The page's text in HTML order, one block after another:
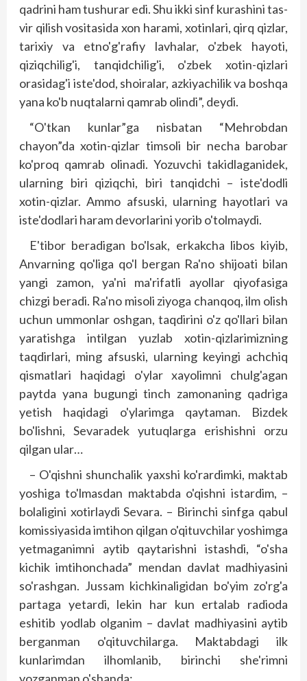
qadrini ham tushurar edi. Shu ikki sinf kurashini tas­
vir qilish vositasida xon harami, xotinlari, qirq qizlar,
tarixiy va etno'g'rafiy lavhalar, o'zbek hayoti,
qiziqchilig'i, tanqidchilig'i, o'zbek xotin-qizlari
orasidag'i iste'dod, shoiralar, azkiyachilik va boshqa
yana ko'b nuqtalarni qamrab olindi”, deydi.
“O'tkan kunlar”ga nisbatan “Mehrobdan
chayon”da xotin-qizlar timsoli bir necha barobar
ko'proq qamrab olinadi. Yozuvchi takid­laganidek,
ularning biri qiziqchi, biri tanqidchi – iste'dodli
xotin-qizlar. Ammo afsuski, ularning hayotlari va
iste'dodlari haram devorlarini yorib o'tolmaydi.
E'tibor beradigan bo'lsak, erkakcha libos kiyib,
Anvarning qo'liga qo'l bergan Ra'no shijoati bilan
yangi zamon, ya'ni ma'rifatli ayollar qiyofasiga
chizgi beradi. Ra'no misoli ziyoga chanqoq, ilm olish
uchun ummonlar oshgan, taqdirini o'z qo'llari bilan
yaratishga intilgan yuzlab xotin-qizlarimizning
taqdirlari, ming afsuski, ularning keyingi achchiq
qismatlari haqidagi o'ylar xayolimni chulg'agan
paytda yana bugungi tinch zamonaning qadriga
yetish haqidagi o'ylarimga qaytaman. Bizdek
bo'lishni, Sevaradek yutuqlarga erishishni orzu
qilgan ular…
– O'qishni shunchalik yaxshi ko'rardimki, maktab
yoshiga to'lmasdan maktabda o'qishni istardim, –
bolaligini xotirlaydi Sevara. – Birinchi sinfga qabul
komissiyasida imtihon qilgan o'qituvchilar yoshimga
yetmaganimni aytib qaytarishni istashdi, “o'sha
kichik imtihonchada” mendan davlat mad­hiyasini
so'rashgan. Jussam kichkinaligidan bo'yim zo'rg'a
partaga yetardi, lekin har kun ertalab radioda
eshitib yodlab olganim – davlat madhiyasini aytib
berganman o'qituvchilarga. Maktabdagi ilk
kunlarimdan ilhomlanib, birinchi she'rimni